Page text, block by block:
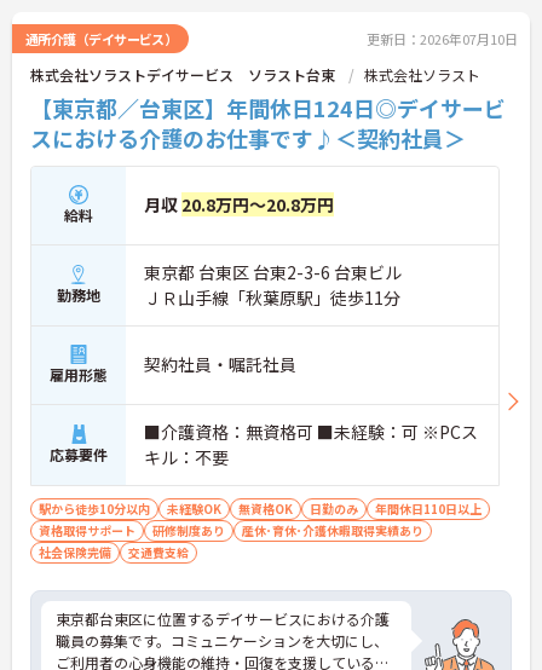
休110日に加え、独自の休暇制度もしっかり整って
いるため、オンオフのメリハリをつけて働けます。
通所介護（デイサービス） 更新日：2026年07月10日
株式会社ソラストデイサービス ソラスト台東 株式会社ソラスト
【東京都／台東区】年間休日124日◎デイサービ
スにおける介護のお仕事です♪＜契約社員＞
給料 月収 20.8万円～20.8万円
勤務地
東京都 台東区 台東2-3-6 台東ビル
ＪＲ山手線「秋葉原駅」徒歩11分
雇用形態 契約社員・嘱託社員
応募要件
■介護資格：無資格可 ■未経験：可 ※PCス
キル：不要
駅から徒歩10分以内 未経験OK 無資格OK 日勤のみ
年間休日110日以上
資格取得サポート
研修制度あり
産休･育休･介護休暇取得実績あり
社会保険完備
交通費支給
東京都台東区に位置するデイサービスにおける介護
職員の募集です。コミュニケーションを大切にし、
ご利用者の心身機能の維持・回復を支援している施